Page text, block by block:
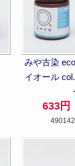
みや古染
イオール
633円